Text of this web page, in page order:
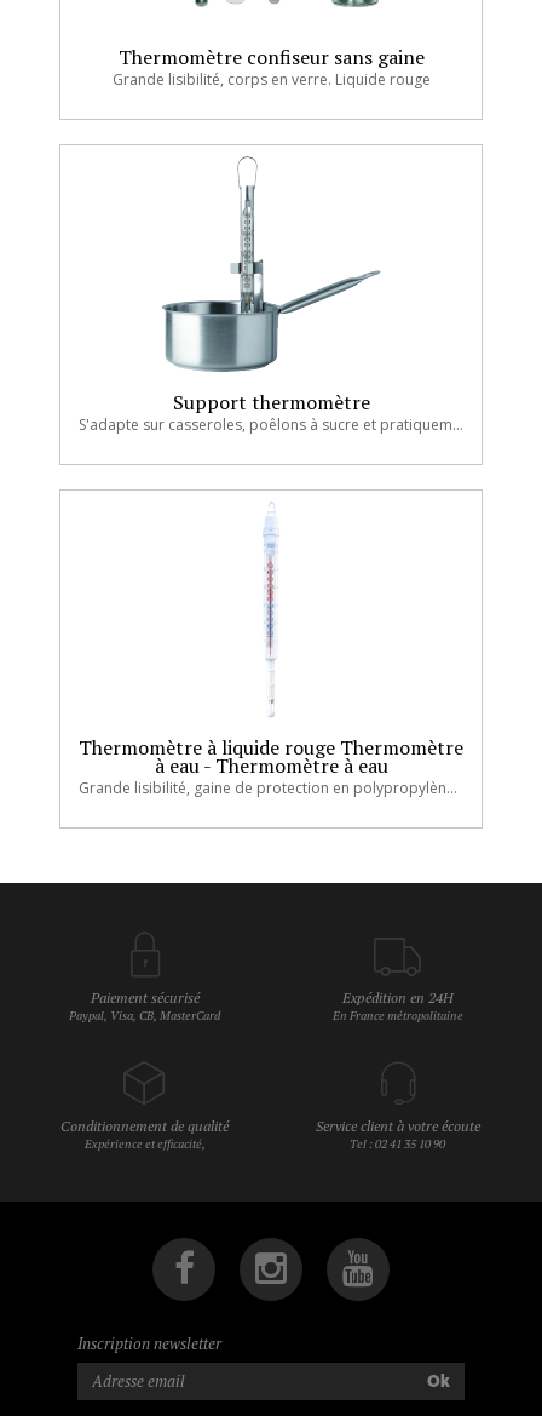
Thermomètre confiseur sans gaine
Grande lisibilité, corps en verre. Liquide rouge
Support thermomètre
S'adapte sur casseroles, poêlons à sucre et pratiquement tous récipients, sans réglage
Thermomètre à liquide rouge Thermomètre
à eau - Thermomètre à eau
Grande lisibilité, gaine de protection en polypropylène blanc.
Paiement sécurisé
Paypal, Visa, CB, MasterCard
Expédition en 24H
En France métropolitaine
Conditionnement de qualité
Expérience et efficacité,
Service client à votre écoute
Tel : 02 41 35 10 90
Inscription newsletter
Ok